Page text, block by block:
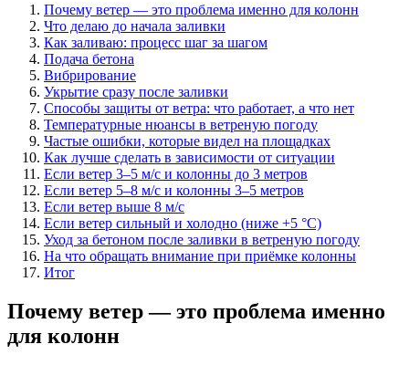
Почему ветер — это проблема именно для колонн
Что делаю до начала заливки
Как заливаю: процесс шаг за шагом
Подача бетона
Вибрирование
Укрытие сразу после заливки
Способы защиты от ветра: что работает, а что нет
Температурные нюансы в ветреную погоду
Частые ошибки, которые видел на площадках
Как лучше сделать в зависимости от ситуации
Если ветер 3–5 м/с и колонны до 3 метров
Если ветер 5–8 м/с и колонны 3–5 метров
Если ветер выше 8 м/с
Если ветер сильный и холодно (ниже +5 °C)
Уход за бетоном после заливки в ветреную погоду
На что обращать внимание при приёмке колонны
Итог
Почему ветер — это проблема именно
для колонн